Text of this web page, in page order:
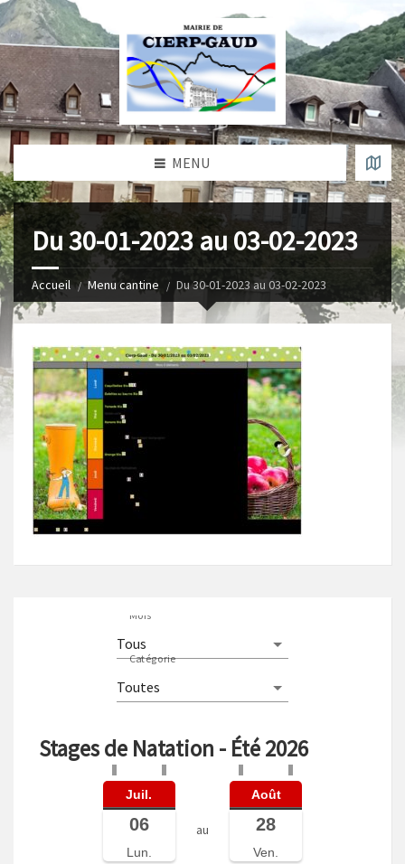
MENU
Du 30-01-2023 au 03-02-2023
Accueil Menu cantine Du 30-01-2023 au 03-02-2023
Mois
Catégorie
Stages de Natation - Été 2026
Juil.
06
Lun.
au
Août
28
Ven.